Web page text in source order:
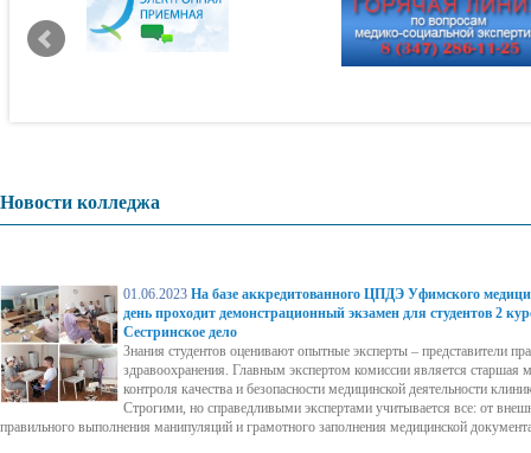
Новости колледжа
01.06.2023 На базе аккредитованного ЦПДЭ Уфимского
день проходит демонстрационный экзамен для студентов 2
Сестринское дело
Знания студентов оценивают опытные эксперты – представители
здравоохранения. Главным экспертом комиссии является старшая
контроля качества и безопасности медицинской деятельности
Строгими, но справедливыми экспертами учитывается все: от
правильного выполнения манипуляций и грамотного заполнения медицинской